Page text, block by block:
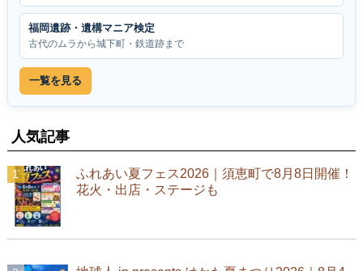
福岡遺跡・遺構マニア検定
古代のムラから城下町・鉄道跡まで
一覧を見る
人気記事
ふれあい夏フェス2026｜須恵町で8月8日開催！
花火・出店・ステージも